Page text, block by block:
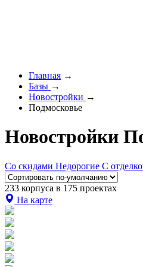
Главная →
Базы →
Новостройки →
Подмосковье
Новостройки
Со скидами Недорогие С
233 корпуса в 175 проектах
На карте